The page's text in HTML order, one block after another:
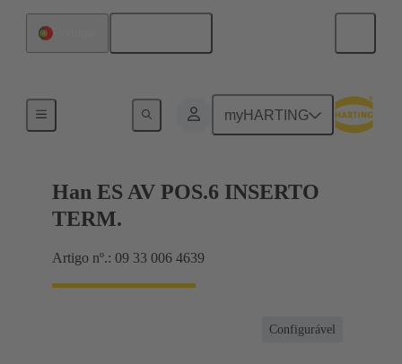
myHARTING
Terminal block connector
Han ES AV POS.6 INSERTO
TERM.
Artigo nº.: 09 33 006 4639
Configurável